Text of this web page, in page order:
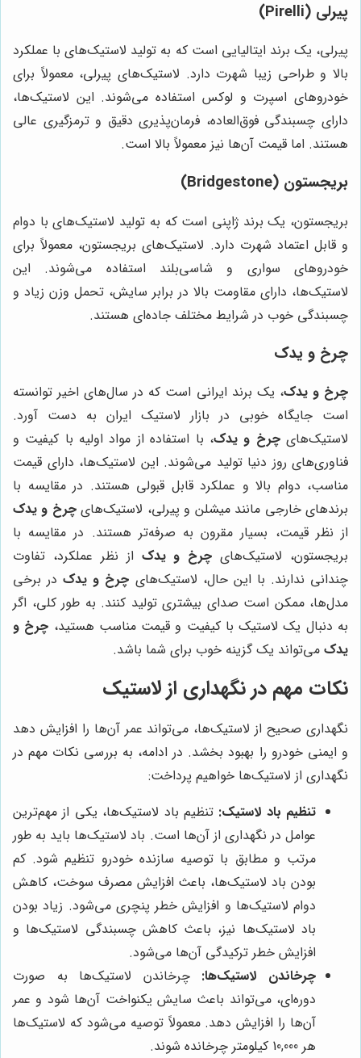
پیرلی (Pirelli)
پیرلی، یک برند ایتالیایی است که به تولید لاستیک‌های با عملکرد
بالا و طراحی زیبا شهرت دارد. لاستیک‌های پیرلی، معمولاً برای
خودروهای اسپرت و لوکس استفاده می‌شوند. این لاستیک‌ها،
دارای چسبندگی فوق‌العاده، فرمان‌پذیری دقیق و ترمزگیری عالی
هستند. اما قیمت آن‌ها نیز معمولاً بالا است.
بریجستون (Bridgestone)
بریجستون، یک برند ژاپنی است که به تولید لاستیک‌های با دوام
و قابل اعتماد شهرت دارد. لاستیک‌های بریجستون، معمولاً برای
خودروهای سواری و شاسی‌بلند استفاده می‌شوند. این
لاستیک‌ها، دارای مقاومت بالا در برابر سایش، تحمل وزن زیاد و
چسبندگی خوب در شرایط مختلف جاده‌ای هستند.
چرخ و یدک
چرخ و یدک، یک برند ایرانی است که در سال‌های اخیر توانسته
است جایگاه خوبی در بازار لاستیک ایران به دست آورد.
لاستیک‌هایچرخ و یدک، با استفاده از مواد اولیه با کیفیت و
فناوری‌های روز دنیا تولید می‌شوند. این لاستیک‌ها، دارای قیمت
مناسب، دوام بالا و عملکرد قابل قبولی هستند. در مقایسه با
برندهای خارجی مانند میشلن و پیرلی، لاستیک‌هایچرخ و یدک
از نظر قیمت، بسیار مقرون به صرفه‌تر هستند. در مقایسه با
بریجستون، لاستیک‌های چرخ و یدک از نظر عملکرد، تفاوت
چندانی ندارند. با این حال، لاستیک‌های چرخ و یدکدر برخی
مدل‌ها، ممکن است صدای بیشتری تولید کنند. به طور کلی، اگر
به دنبال یک لاستیک با کیفیت و قیمت مناسب هستید، چرخ و
یدک می‌تواند یک گزینه خوب برای شما باشد.
نکات مهم در نگهداری از لاستیک
نگهداری صحیح از لاستیک‌ها، می‌تواند عمر آن‌ها را افزایش دهد
و ایمنی خودرو را بهبود بخشد. در ادامه، به بررسی نکات مهم در
نگهداری از لاستیک‌ها خواهیم پرداخت:
تنظیم باد لاستیک: تنظیم باد لاستیک‌ها، یکی از مهم‌ترین
عوامل در نگهداری از آن‌ها است. باد لاستیک‌ها باید به طور
مرتب و مطابق با توصیه سازنده خودرو تنظیم شود. کم
بودن باد لاستیک‌ها، باعث افزایش مصرف سوخت، کاهش
دوام لاستیک‌ها و افزایش خطر پنچری می‌شود. زیاد بودن
باد لاستیک‌ها نیز، باعث کاهش چسبندگی لاستیک‌ها و
افزایش خطر ترکیدگی آن‌ها می‌شود.
چرخاندن لاستیک‌ها: چرخاندن لاستیک‌ها به صورت
دوره‌ای، می‌تواند باعث سایش یکنواخت آن‌ها شود و عمر
آن‌ها را افزایش دهد. معمولاً توصیه می‌شود که لاستیک‌ها
هر 10,000 کیلومتر چرخانده شوند.